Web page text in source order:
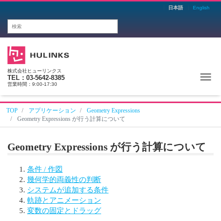
日本語 English
株式会社ヒューリンクス
TEL：03-5642-8385
営業時間：9:00-17:30
TOP アプリケーション
Geometry Expressions
Geometry Expressions が行う計算について
Geometry Expressions が行う計算について
条件 / 作図
幾何学的両義性の判断
システムが追加する条件
軌跡とアニメーション
変数の固定とドラッグ